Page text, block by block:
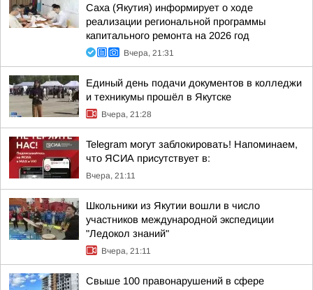
Саха (Якутия) информирует о ходе
реализации региональной программы
капитального ремонта на 2026 год
Вчера, 21:31
Единый день подачи документов в колледжи
и техникумы прошёл в Якутске
Вчера, 21:28
Telegram могут заблокировать! Напоминаем,
что ЯСИА присутствует в:
Вчера, 21:11
Школьники из Якутии вошли в число
участников международной экспедиции
"Ледокол знаний"
Вчера, 21:11
Свыше 100 правонарушений в сфере